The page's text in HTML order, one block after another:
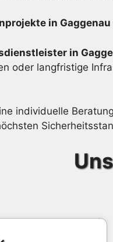
in
in
oder langfristige
individuelle